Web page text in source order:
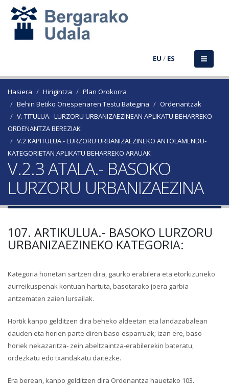
EU / ES
Hasiera Hirigintza
Plan Orokorra
Behin Betiko Onespenaren Testu Bategina
Ordenantzak
V. TITULUA.- LURZORU URBANIZAEZINEAN APLIKATU BEHARREKO
ORDENANTZA BEREZIAK
V.2 KAPITULUA.- LURZORU URBANIZAEZINEKO ANTOLAMENDU-
KATEGORIETAN APLIKATU BEHARREKO ARAUAK
V.2.3 ATALA.- BASOKO
LURZORU URBANIZAEZINA
107. ARTIKULUA.- BASOKO LURZORU
URBANIZAEZINEKO KATEGORIA:
Kategoria honetan sartzen dira, gaurko erabilera eta etorkizuneko
aurreikuspenak kontuan hartuta, basotarako joera garbia
antzematen zaien lursailak.
Hortik kanpo gelditzen dira beheko aldeetan eta landazabalean
dauden eta horien parte diren baso-esparruak; izan ere, baso
horiek nekazaritza- zein abeltzaintza-erabilerekin bateratu,
ordezkatu edo txandakatu daitezke.
Era berean, kanpo gelditzen dira Ordenantza hauetako 103.